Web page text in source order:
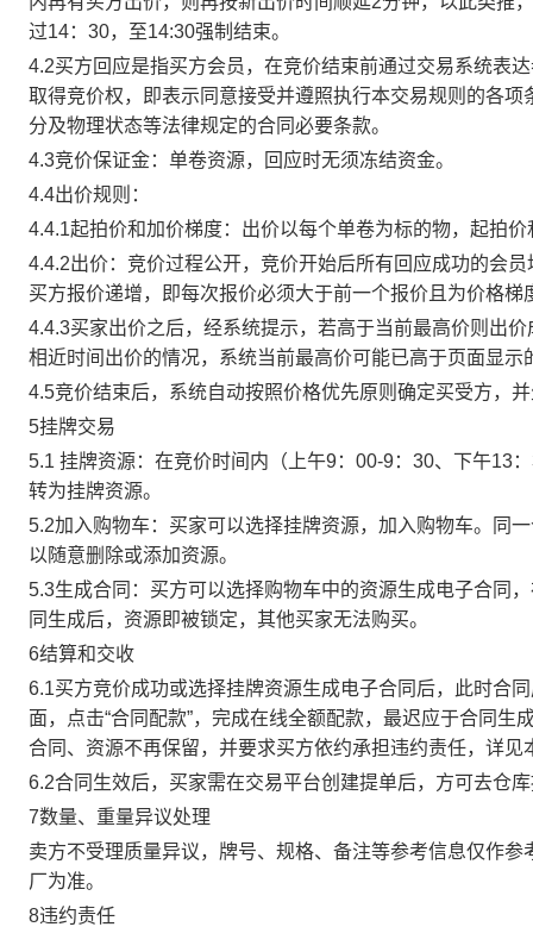
过14：30，至14:30强制结束。
4.2买方回应是指买方会员，在竞价结束前通过交易系统表
取得竞价权，即表示同意接受并遵照执行本交易规则的各
分及物理状态等法律规定的合同必要条款。
4.3竞价保证金：单卷资源，回应时无须冻结资金。
4.4出价规则：
4.4.1起拍价和加价梯度：出价以每个单卷为标的物，起拍
4.4.2出价：竞价过程公开，竞价开始后所有回应成功的会
买方报价递增，即每次报价必须大于前一个报价且为价格
4.4.3买家出价之后，经系统提示，若高于当前最高价则出
相近时间出价的情况，系统当前最高价可能已高于页面显示
4.5竞价结束后，系统自动按照价格优先原则确定买受方，
5挂牌交易
5.1 挂牌资源：在竞价时间内（上午9：00-9：30、下午13
转为挂牌资源。
5.2加入购物车：买家可以选择挂牌资源，加入购物车。同
以随意删除或添加资源。
5.3生成合同：买方可以选择购物车中的资源生成电子合同
同生成后，资源即被锁定，其他买家无法购买。
6结算和交收
6.1买方竞价成功或选择挂牌资源生成电子合同后，此时合
面，点击“合同配款”，完成在线全额配款，最迟应于合同
合同、资源不再保留，并要求买方依约承担违约责任，详见
6.2合同生效后，买家需在交易平台创建提单后，方可去仓
7数量、重量异议处理
卖方不受理质量异议，牌号、规格、备注等参考信息仅作
厂为准。
8违约责任